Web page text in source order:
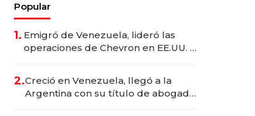
Popular
1. Emigró de Venezuela, lideró las
operaciones de Chevron en EE.UU. y
2.Creció en Venezuela, llegó a la
Argentina con su título de abogado